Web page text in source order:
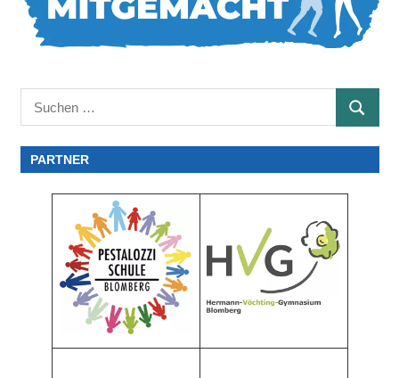
nach:
SUCHEN
PARTNER